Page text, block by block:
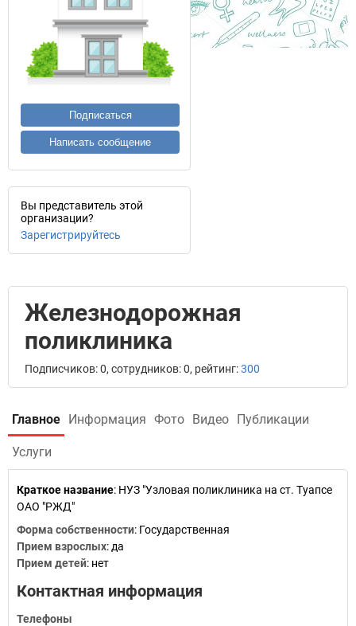
Подписаться
Написать сообщение
Вы представитель этой
организации?
Зарегистрируйтесь
Железнодорожная
поликлиника
Подписчиков: 0, сотрудников: 0, рейтинг:300
Главное Информация Фото Видео Публикации
Услуги
Краткое название: НУЗ "Узловая поликлиника на ст. Туапсе
ОАО "РЖД"
Форма собственности: Государственная
Прием взрослых: да
Прием детей: нет
Контактная информация
Телефоны